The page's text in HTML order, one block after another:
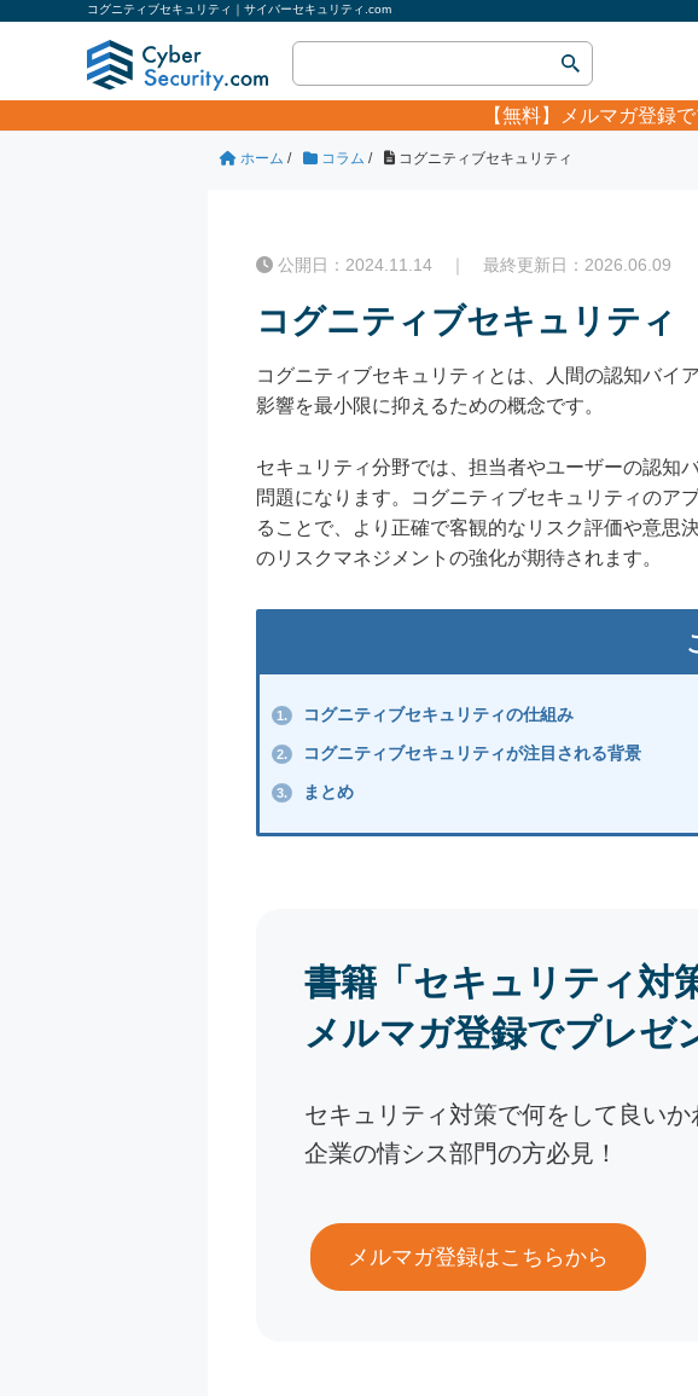
コグニティブセキュリティ｜サイバーセキュリティ.com
【無料】 メルマガ登録
ホーム / コラム / コグニティブセキュリティ
公開日：2024.11.14 ｜ 最終更新日：2026.06.09
コグニティブセキュリティ
コグニティブセキュリティとは、人間の認知バイ
影響を最小限に抑えるための概念です。
セキュリティ分野では、担当者やユーザーの認知
問題になります。コグニティブセキュリティのア
ることで、より正確で客観的なリスク評価や意思
のリスクマネジメントの強化が期待されます。
1. コグニティブセキュリティの仕組み
2. コグニティブセキュリティが注目される背景
3. まとめ
書籍「セキュリティ対
メルマガ登録でプレゼ
セキュリティ対策で何をして良いか
企業の情シス部門の方必見！
メルマガ登録はこちらから